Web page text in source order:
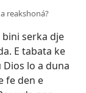
reakshoná?
serka dje
E tabata ke
Dios lo a duna
fe den e